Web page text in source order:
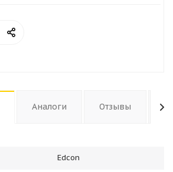
Аналоги Отзывы
Edcon